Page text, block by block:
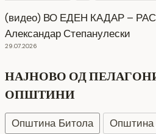
(видео) ВО ЕДЕН КАДАР –
Александар Степанулески
29.07.2026
НАЈНОВО ОД
ОПШТИНИ
Општина Битола
Општина